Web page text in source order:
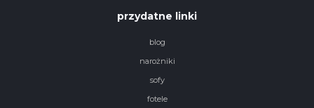
przydatne linki
blog
narożniki
sofy
fotele